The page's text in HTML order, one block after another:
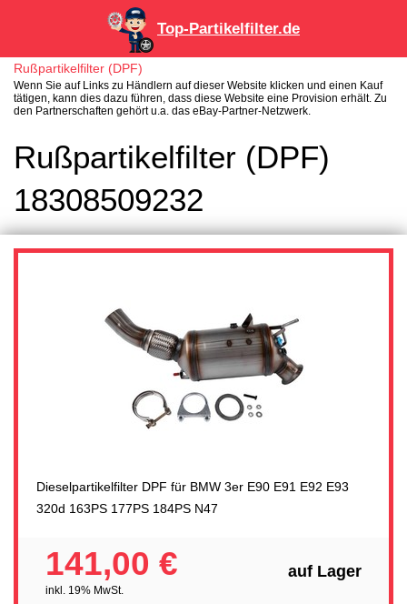
Top-Partikelfilter.de
Rußpartikelfilter (DPF)
Wenn Sie auf Links zu Händlern auf dieser Website klicken und einen Kauf
tätigen, kann dies dazu führen, dass diese Website eine Provision erhält. Zu
den Partnerschaften gehört u.a. das eBay-Partner-Netzwerk.
Rußpartikelfilter (DPF)
18308509232
Dieselpartikelfilter DPF für BMW 3er E90 E91 E92 E93
320d 163PS 177PS 184PS N47
141,00 €
inkl. 19% MwSt.
auf Lager